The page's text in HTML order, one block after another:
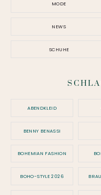
MODE
NEWS
SCHUHE
ABENDKLEID
BENNY BENASSI
BOHEMIAN FASHION
BOHO-STYLE 2026